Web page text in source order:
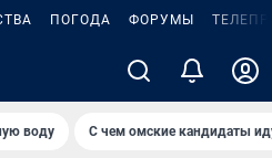
ПОГОДА ФОРУМЫ
воду С чем омские кандидаты